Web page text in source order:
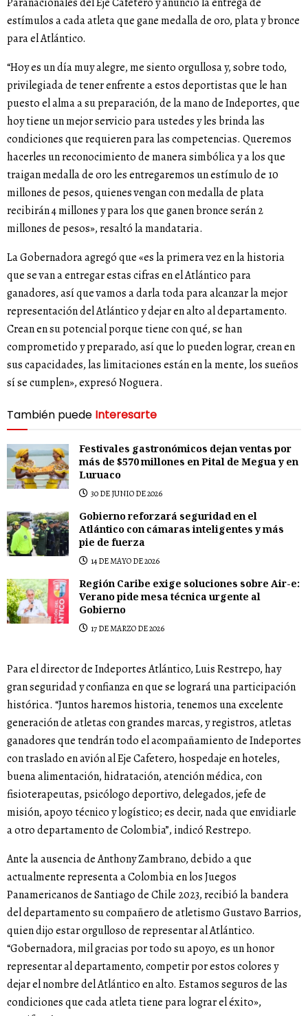
estímulos a cada atleta que gane medalla de oro, plata y bronce
para el Atlántico.
“Hoy es un día muy alegre, me siento orgullosa y, sobre todo,
privilegiada de tener enfrente a estos deportistas que le han
puesto el alma a su preparación, de la mano de Indeportes, que
hoy tiene un mejor servicio para ustedes y les brinda las
condiciones que requieren para las competencias. Queremos
hacerles un reconocimiento de manera simbólica y a los que
traigan medalla de oro les entregaremos un estímulo de 10
millones de pesos, quienes vengan con medalla de plata
recibirán 4 millones y para los que ganen bronce serán 2
millones de pesos», resaltó la mandataria.
La Gobernadora agregó que «es la primera vez en la historia
que se van a entregar estas cifras en el Atlántico para
ganadores, así que vamos a darla toda para alcanzar la mejor
representación del Atlántico y dejar en alto al departamento.
Crean en su potencial porque tiene con qué, se han
comprometido y preparado, así que lo pueden lograr, crean en
sus capacidades, las limitaciones están en la mente, los sueños
sí se cumplen», expresó Noguera.
También puede Interesarte
Festivales gastronómicos dejan ventas por
más de $570 millones en Pital de Megua y en
Luruaco
30 DE JUNIO DE 2026
Gobierno reforzará seguridad en el
Atlántico con cámaras inteligentes y más
pie de fuerza
14 DE MAYO DE 2026
Región Caribe exige soluciones sobre Air-e:
Verano pide mesa técnica urgente al
Gobierno
17 DE MARZO DE 2026
Para el director de Indeportes Atlántico, Luis Restrepo, hay
gran seguridad y confianza en que se logrará una participación
histórica. “Juntos haremos historia, tenemos una excelente
generación de atletas con grandes marcas, y registros, atletas
ganadores que tendrán todo el acompañamiento de Indeportes
con traslado en avión al Eje Cafetero, hospedaje en hoteles,
buena alimentación, hidratación, atención médica, con
fisioterapeutas, psicólogo deportivo, delegados, jefe de
misión, apoyo técnico y logístico; es decir, nada que envidiarle
a otro departamento de Colombia”, indicó Restrepo.
Ante la ausencia de Anthony Zambrano, debido a que
actualmente representa a Colombia en los Juegos
Panamericanos de Santiago de Chile 2023, recibió la bandera
del departamento su compañero de atletismo Gustavo Barrios,
quien dijo estar orgulloso de representar al Atlántico.
“Gobernadora, mil gracias por todo su apoyo, es un honor
representar al departamento, competir por estos colores y
dejar el nombre del Atlántico en alto. Estamos seguros de las
condiciones que cada atleta tiene para lograr el éxito»,